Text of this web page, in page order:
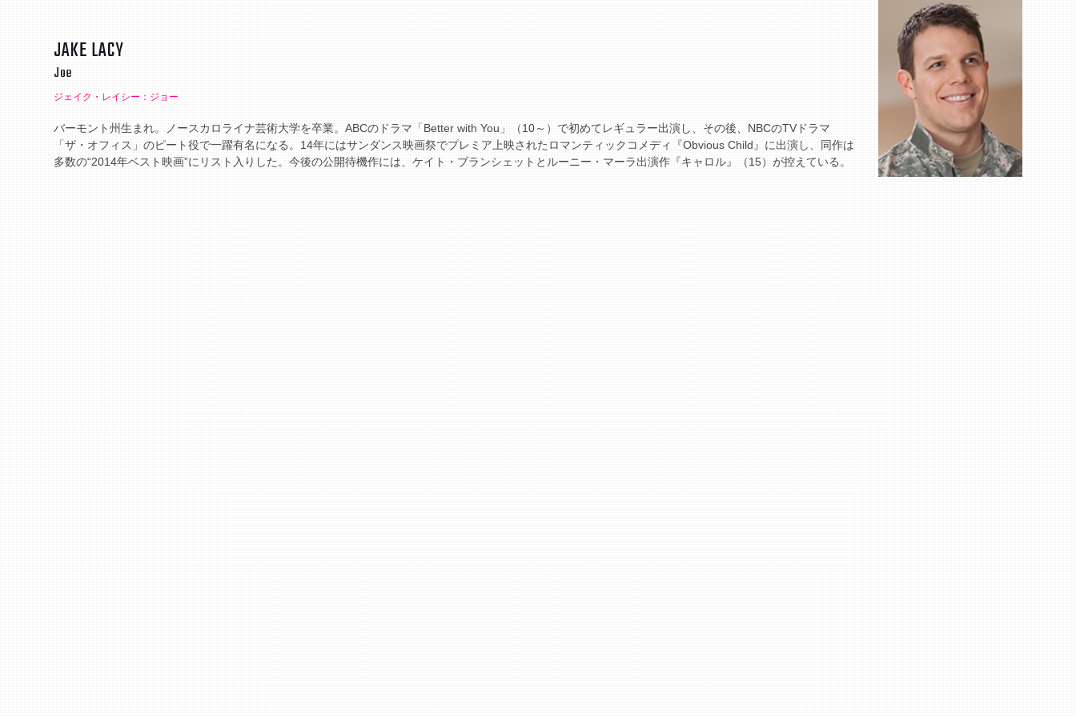
JAKE LACY
Joe
ジェイク・レイシー：ジョー
バーモント州生まれ。ノースカロライナ芸術大学を卒業。ABCのドラマ「Better with You」（10～）で初めてレギュラー出演し、その後、NBCのTVドラマ
「ザ・オフィス」のピート役で一躍有名になる。14年にはサンダンス映画祭でプレミア上映されたロマンティックコメディ『Obvious Child』に出演し、同作は
多数の“2014年ベスト映画”にリスト入りした。今後の公開待機作には、ケイト・ブランシェットとルーニー・マーラ出演作『キャロル』（15）が控えている。